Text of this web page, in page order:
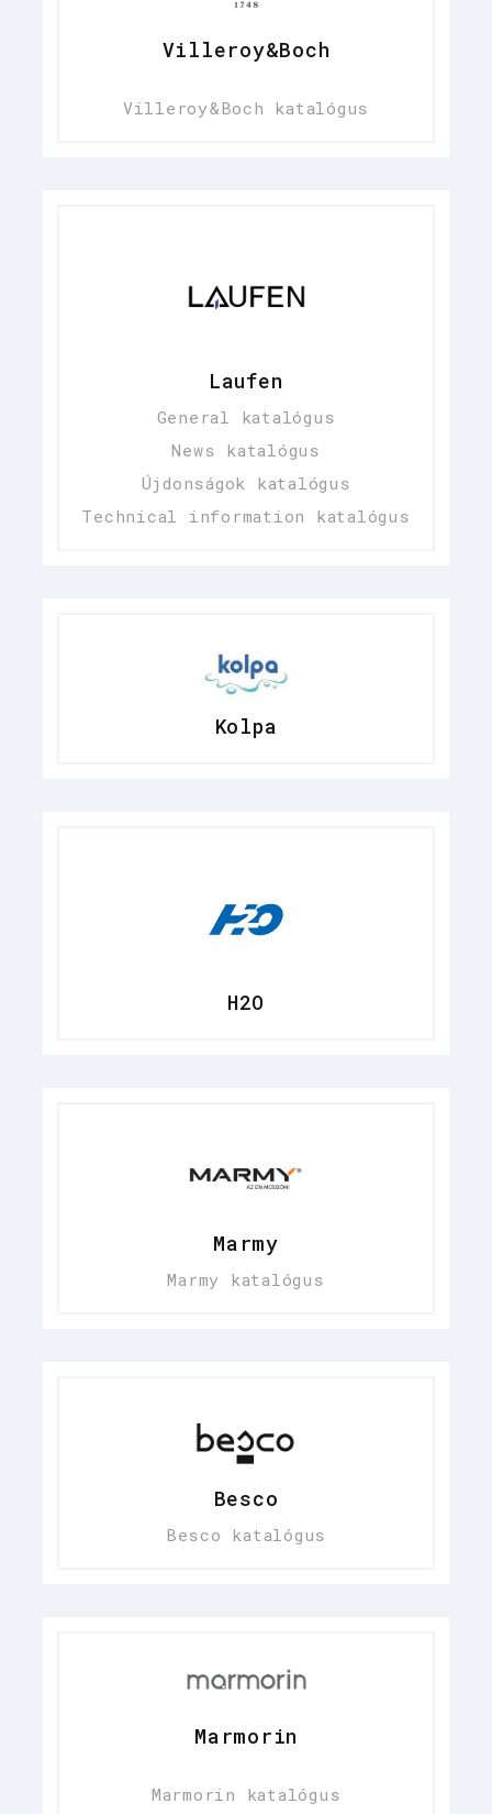
Villeroy&Boch
Villeroy&Boch katalógus
Laufen
General katalógus
News katalógus
Újdonságok katalógus
Technical information katalógus
Kolpa
H2O
Marmy
Marmy katalógus
Besco
Besco katalógus
Marmorin
Marmorin katalógus